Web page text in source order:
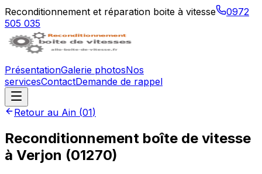
Reconditionnement et réparation boite à vitesse
0972
505 035
PrésentationGalerie photosNos
servicesContactDemande de rappel
Retour au Ain (01)
Reconditionnement boîte de vitesse
à Verjon (01270)